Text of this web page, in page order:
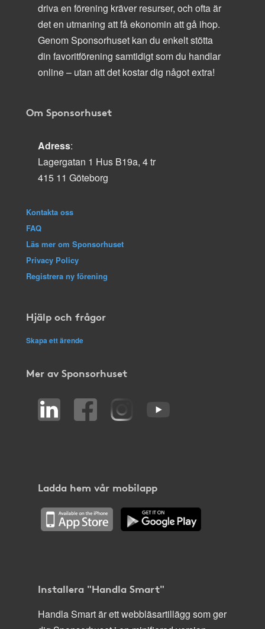
driva en förening kräver resurser, och ofta är
det en utmaning att få ekonomin att gå ihop.
Genom Sponsorhuset kan du enkelt stötta
din favoritförening samtidigt som du handlar
online – utan att det kostar dig något extra!
Om Sponsorhuset
Adress:
Lagergatan 1 Hus B19a, 4 tr
415 11 Göteborg
Kontakta oss
FAQ
Läs mer om Sponsorhuset
Privacy Policy
Registrera ny förening
Hjälp och frågor
Skapa ett ärende
Mer av Sponsorhuset
Ladda hem vår mobilapp
Installera "Handla Smart"
Handla Smart är ett webbläsartillägg som ger